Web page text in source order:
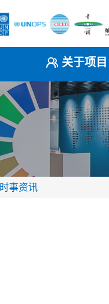
关于项目
时事资讯